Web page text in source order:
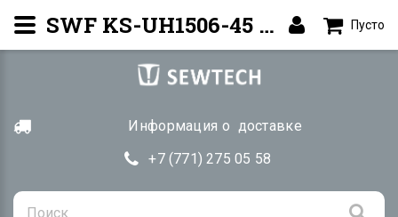
Информация о доставке
+7 (771) 275 05 58
Пусто
SWF KS-UH1506-45 Вышивальный автомат Купить в Алматы | SEWTECH.KZ